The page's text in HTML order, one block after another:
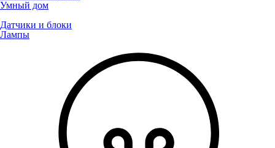
Умный дом
Датчики и блоки
Лампы